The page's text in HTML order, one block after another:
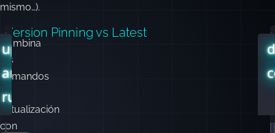
mismo…).
Combina
los
comandos
de
actualización
con
update-
and-
run.sh
Version Pinning vs Latest